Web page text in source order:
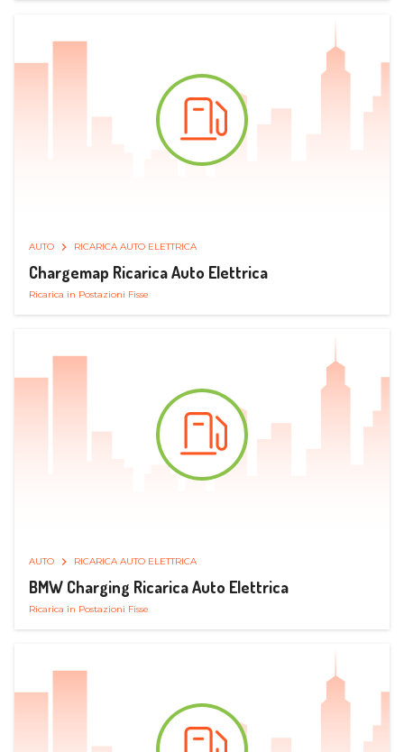
AUTO RICARICA AUTO ELETTRICA
Chargemap Ricarica Auto Elettrica
Ricarica in Postazioni Fisse
AUTO RICARICA AUTO ELETTRICA
BMW Charging Ricarica Auto Elettrica
Ricarica in Postazioni Fisse